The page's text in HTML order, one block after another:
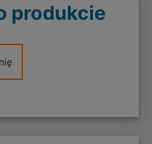
produkcie